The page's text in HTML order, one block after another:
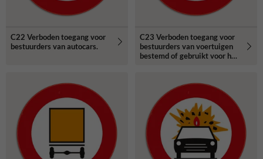
C22 Verboden toegang voor
bestuurders van autocars.
C23 Verboden toegang voor
bestuurders van voertuigen
bestemd of gebruikt voor het